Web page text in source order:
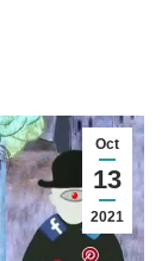
Oct
13
2021